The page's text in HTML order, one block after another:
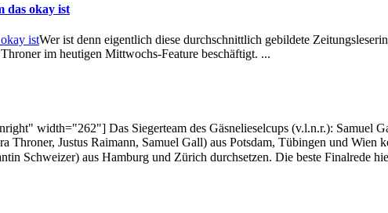
das okay ist
Wer ist denn eigentlich diese durchschnittlich gebildete
im heutigen Mittwochs-Feature beschäftigt. ...
width="262"] Das Siegerteam des Gäsnelieselcups (v.l.n.r.): Samuel
Justus Raimann, Samuel Gall) aus Potsdam, Tübingen und Wien
Schweizer) aus Hamburg und Zürich durchsetzen. Die beste Finalrede